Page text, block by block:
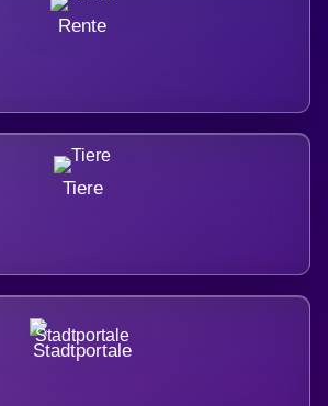
Rente
Tiere
Stadtportale